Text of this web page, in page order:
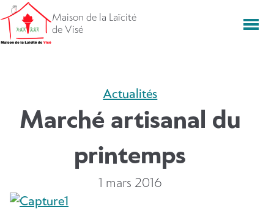
Aller
directement
vers
Maison de la Laïcité
de Visé
Actualités
Marché artisanal du
printemps
1 mars 2016